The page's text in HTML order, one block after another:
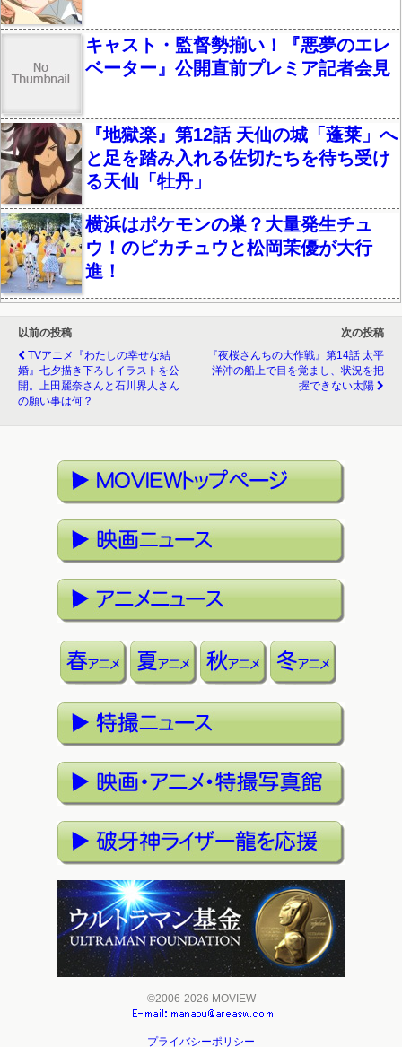
キャスト・監督勢揃い！『悪夢のエレ
ベーター』公開直前プレミア記者会見
『地獄楽』第12話 天仙の城「蓬莱」へ
と足を踏み入れる佐切たちを待ち受け
る天仙「牡丹」
横浜はポケモンの巣？大量発生チュ
ウ！のピカチュウと松岡茉優が大行
進！
以前の投稿
TVアニメ『わたしの幸せな結
婚』七夕描き下ろしイラストを公
開。上田麗奈さんと石川界人さん
の願い事は何？
次の投稿
『夜桜さんちの大作戦』第14話 太平
洋沖の船上で目を覚まし、状況を把
握できない太陽
©2006-2026 MOVIEW
プライバシーポリシー